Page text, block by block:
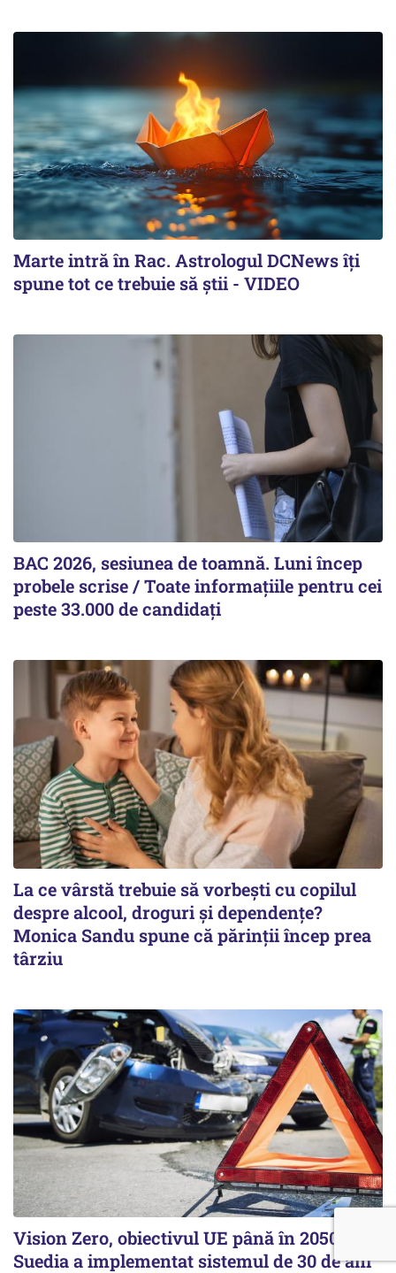
Marte intră în Rac. Astrologul DCNews îți
spune tot ce trebuie să știi - VIDEO
BAC 2026, sesiunea de toamnă. Luni încep
probele scrise / Toate informațiile pentru cei
peste 33.000 de candidați
La ce vârstă trebuie să vorbești cu copilul
despre alcool, droguri și dependențe?
Monica Sandu spune că părinții încep prea
târziu
Vision Zero, obiectivul UE până în 2050.
Suedia a implementat sistemul de 30 de ani